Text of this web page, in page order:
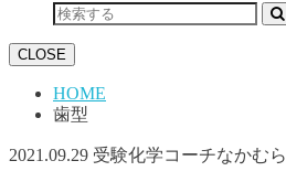
CLOSE
HOME
歯型
2021.09.29 受験化学コーチなかむら